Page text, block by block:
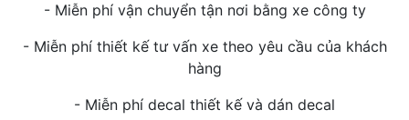
- Miễn phí vận chuyển tận nơi bằng xe công ty
- Miễn phí thiết kế tư vấn xe theo yêu cầu của khách
hàng
- Miễn phí decal thiết kế và dán decal